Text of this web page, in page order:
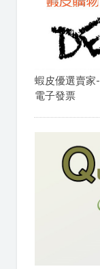
蝦皮優選賣家
電子發票